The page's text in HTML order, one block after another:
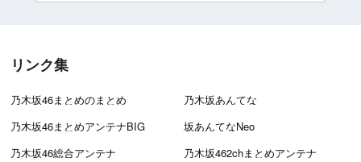
リンク集
乃木坂46まとめのまとめ
乃木坂あんてな
乃木坂46まとめアンテナBIG
坂あんてなNeo
乃木坂46総合アンテナ
乃木坂462chまとめアンテナ